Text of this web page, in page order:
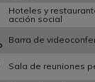
Hoteles y
acción social
Barra de
Sala de reuniones